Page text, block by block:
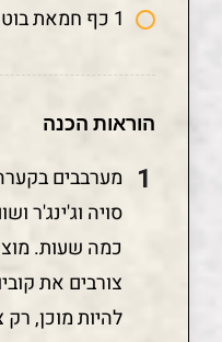
1 כף חמאת בוטנים
הוראות הכנה
מערבבים
סויה וג'ינג'ר
כמה שעות.
צורבים את
להיות מוכן, רק